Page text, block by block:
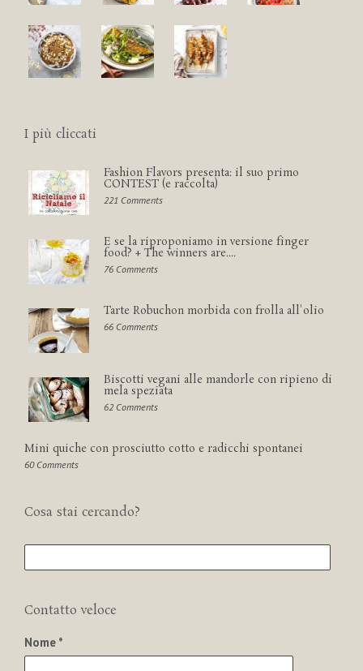
I più cliccati
Fashion Flavors presenta: il suo primo
CONTEST (e raccolta)
221 Comments
E se la riproponiamo in versione finger
food? + The winners are....
76 Comments
Tarte Robuchon morbida con frolla all'olio
66 Comments
Biscotti vegani alle mandorle con ripieno di
mela speziata
62 Comments
Mini quiche con prosciutto cotto e radicchi spontanei
60 Comments
Cosa stai cercando?
Contatto veloce
Nome *